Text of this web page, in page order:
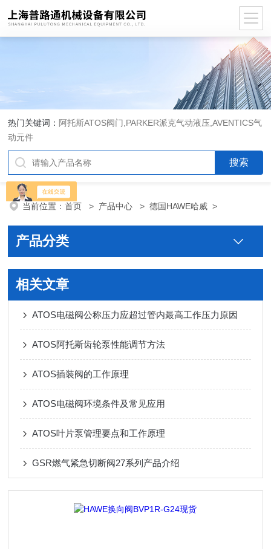
热门关键词： 阿托斯ATOS阀门,PARKER派克气动液压,AVENTICS气
动元件
当前位置：首页 > 产品中心 >德国HAWE哈威 >
产品分类
相关文章
ATOS电磁阀公称压力应超过管内最高工作压力原因
ATOS阿托斯齿轮泵性能调节方法
ATOS插装阀的工作原理
ATOS电磁阀环境条件及常见应用
ATOS叶片泵管理要点和工作原理
GSR燃气紧急切断阀27系列产品介绍